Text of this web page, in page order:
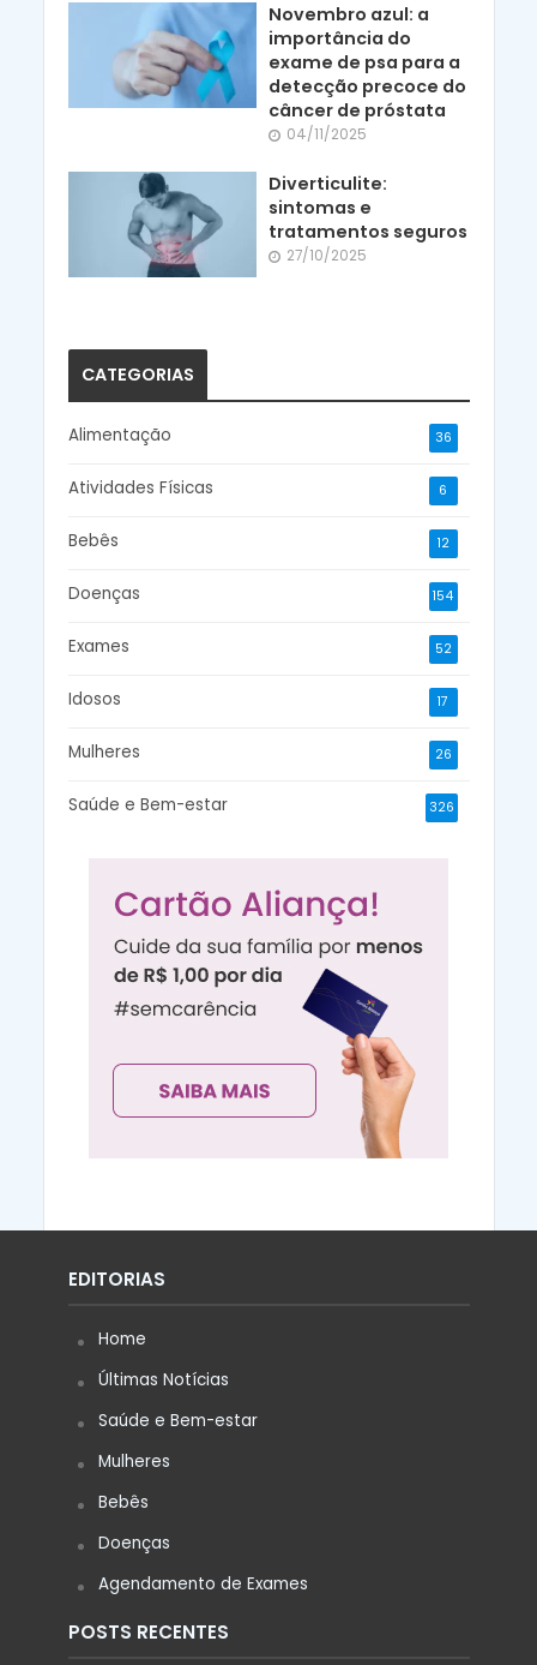
Novembro azul: a
importância do
exame de psa para a
detecção precoce do
câncer de próstata
04/11/2025
Diverticulite:
sintomas e
tratamentos seguros
27/10/2025
CATEGORIAS
Alimentação 36
Atividades Físicas 6
Bebês 12
Doenças 154
Exames 52
Idosos 17
Mulheres 26
Saúde e Bem-estar 326
EDITORIAS
Home
Últimas Notícias
Saúde e Bem-estar
Mulheres
Bebês
Doenças
Agendamento de Exames
POSTS RECENTES